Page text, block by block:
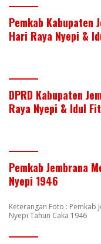
Pemkab Kabupaten
Hari Raya Nyepi &
DPRD Kabupaten
Raya Nyepi & Idul
Pemkab Jembrana
Nyepi 1946
Keterangan Foto : Pemkab
Nyepi Tahun Caka 1946